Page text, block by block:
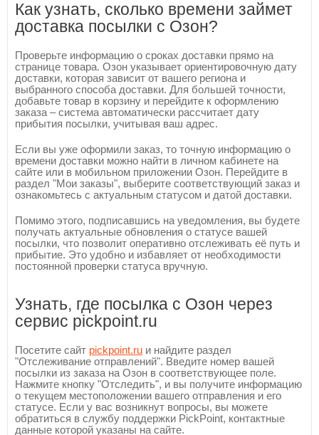
Как узнать, сколько времени займет
доставка посылки с Озон?
Проверьте информацию о сроках доставки прямо на
странице товара. Озон указывает ориентировочную дату
доставки, которая зависит от вашего региона и
выбранного способа доставки. Для большей точности,
добавьте товар в корзину и перейдите к оформлению
заказа – система автоматически рассчитает дату
прибытия посылки, учитывая ваш адрес.
Если вы уже оформили заказ, то точную информацию о
времени доставки можно найти в личном кабинете на
сайте или в мобильном приложении Озон. Перейдите в
раздел "Мои заказы", выберите соответствующий заказ и
ознакомьтесь с актуальным статусом и датой доставки.
Помимо этого, подписавшись на уведомления, вы будете
получать актуальные обновления о статусе вашей
посылки, что позволит оперативно отслеживать её путь и
прибытие. Это удобно и избавляет от необходимости
постоянной проверки статуса вручную.
Узнать, где посылка с Озон через
сервис pickpoint.ru
Посетите сайт pickpoint.ru и найдите раздел
"Отслеживание отправлений". Введите номер вашей
посылки из заказа на Озон в соответствующее поле.
Нажмите кнопку "Отследить", и вы получите информацию
о текущем местоположении вашего отправления и его
статусе. Если у вас возникнут вопросы, вы можете
обратиться в службу поддержки PickPoint, контактные
данные которой указаны на сайте.